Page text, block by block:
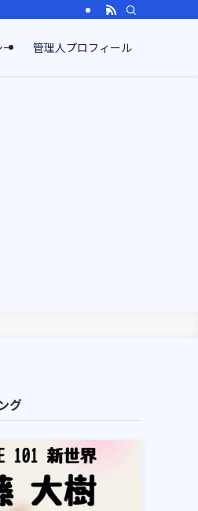
管理人プロフィール
グ